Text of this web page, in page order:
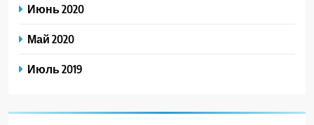
Июнь 2020
Май 2020
Июль 2019